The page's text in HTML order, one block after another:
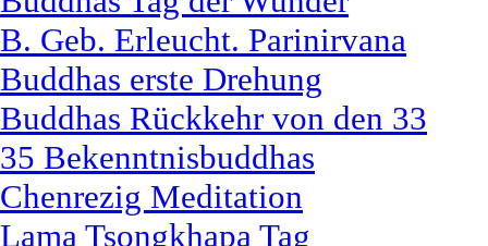
B. Geb. Erleucht. Parinirvana
Buddhas erste Drehung
Buddhas Rückkehr von den 33
35 Bekenntnisbuddhas
Chenrezig Meditation
Lama Tsongkhapa Tag